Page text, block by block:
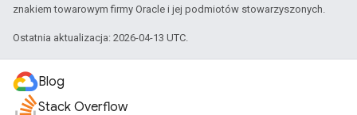
znakiem towarowym firmy Oracle i jej podmiotów stowarzyszonych.
Ostatnia aktualizacja: 2026-04-13 UTC.
Blog
Stack Overflow